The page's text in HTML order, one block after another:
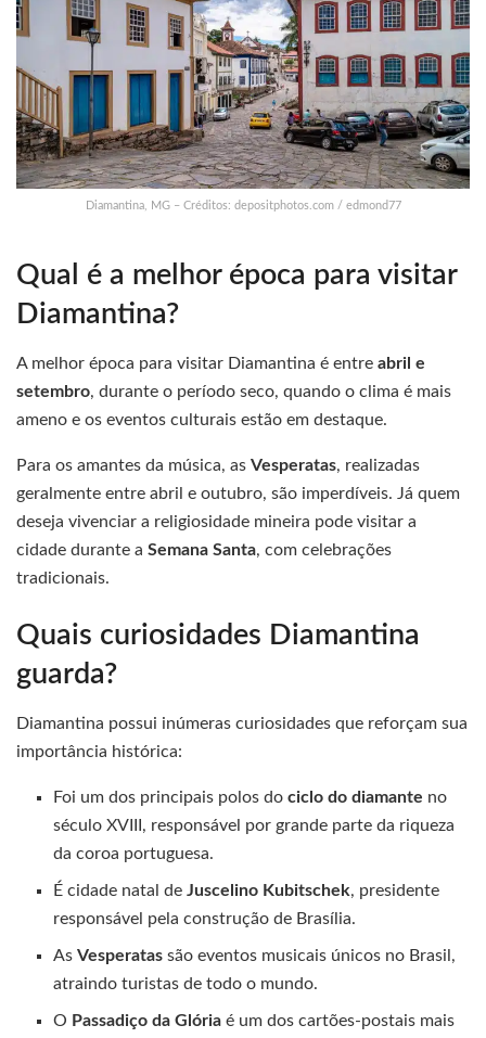
Diamantina, MG – Créditos: depositphotos.com / edmond77
Qual é a melhor época para visitar
Diamantina?
A melhor época para visitar Diamantina é entre abril e
setembro, durante o período seco, quando o clima é mais
ameno e os eventos culturais estão em destaque.
Para os amantes da música, as Vesperatas, realizadas
geralmente entre abril e outubro, são imperdíveis. Já quem
deseja vivenciar a religiosidade mineira pode visitar a
cidade durante a Semana Santa, com celebrações
tradicionais.
Quais curiosidades Diamantina
guarda?
Diamantina possui inúmeras curiosidades que reforçam sua
importância histórica:
Foi um dos principais polos dociclo do diamante no
século XVIII, responsável por grande parte da riqueza
da coroa portuguesa.
É cidade natal deJuscelino Kubitschek, presidente
responsável pela construção de Brasília.
AsVesperatas são eventos musicais únicos no Brasil,
atraindo turistas de todo o mundo.
O Passadiço da Glória é um dos cartões-postais mais